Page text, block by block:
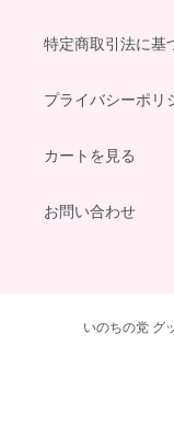
特定商取引法に基
プライバシーポリ
カートを見る
お問い合わせ
いのちの党 グ